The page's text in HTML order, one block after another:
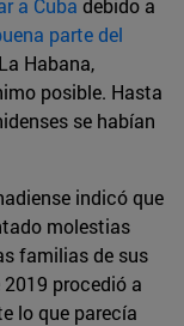
a Cuba debido a
parte del
Habana,
posible. Hasta
se habían
indicó que
molestias
familias de sus
procedió a
lo que parecía